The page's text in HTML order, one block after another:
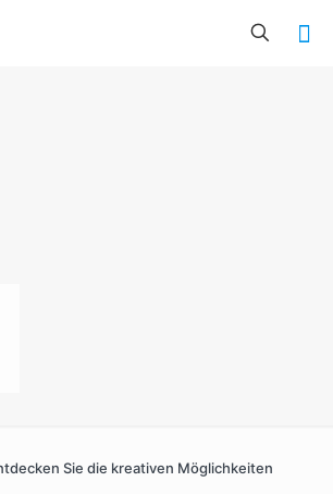
Sie die kreativen Möglichkeiten